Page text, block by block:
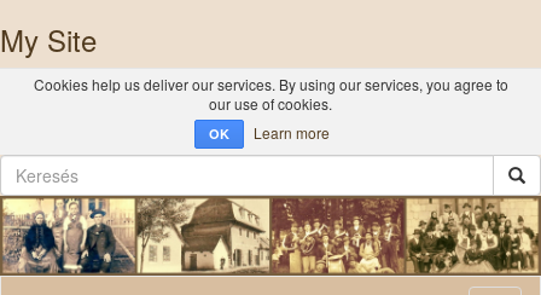
My Site
Cookies help us deliver our services. By using our services, you agree to
our use of cookies.
OK Learn more